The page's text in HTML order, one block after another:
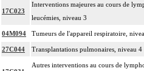
17C023
Interventions majeures au cours de
leucémies, niveau 3
04M094 Tumeurs de l'appareil respiratoire,
27C044 Transplantations pulmonaires, niveau 4
Autres interventions au cours de